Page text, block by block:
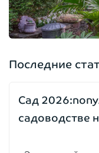
Последние
Сад
садоводстве